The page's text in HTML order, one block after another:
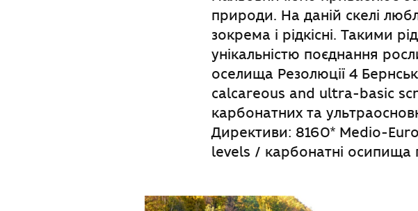
природи. На даній скелі
зокрема і рідкісні. Такими
унікальністю поєднання
оселища Резолюції 4
calcareous and ultra-basic
карбонатних та
Директиви: 8160* Medio-
levels / карбонатні осипища